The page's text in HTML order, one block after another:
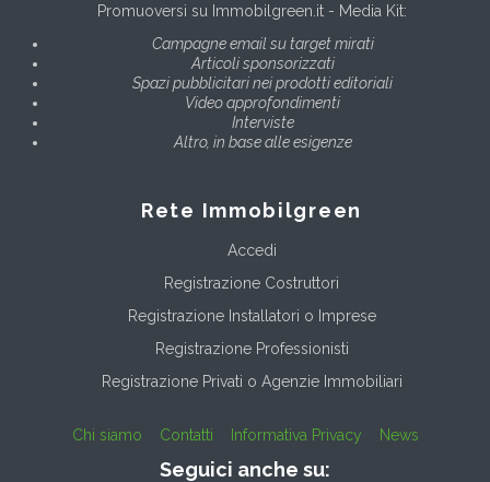
Promuoversi su Immobilgreen.it - Media Kit:
Campagne email su target mirati
Articoli sponsorizzati
Spazi pubblicitari nei prodotti editoriali
Video approfondimenti
Interviste
Altro, in base alle esigenze
Rete Immobilgreen
Accedi
Registrazione Costruttori
Registrazione Installatori o Imprese
Registrazione Professionisti
Registrazione Privati o Agenzie Immobiliari
Chi siamo Contatti Informativa Privacy News
Seguici anche su: